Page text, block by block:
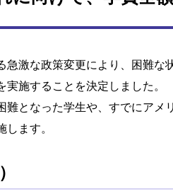
激な政策変更により、困難な
施することを決定しました。
となった学生や、すでにアメ
ます。